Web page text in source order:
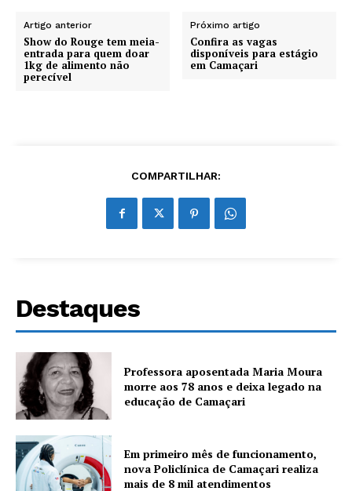
Artigo anterior
Show do Rouge tem meia-
entrada para quem doar
1kg de alimento não
perecível
Próximo artigo
Confira as vagas
disponíveis para estágio
em Camaçari
COMPARTILHAR:
Destaques
Professora aposentada Maria Moura
morre aos 78 anos e deixa legado na
educação de Camaçari
Em primeiro mês de funcionamento,
nova Policlínica de Camaçari realiza
mais de 8 mil atendimentos